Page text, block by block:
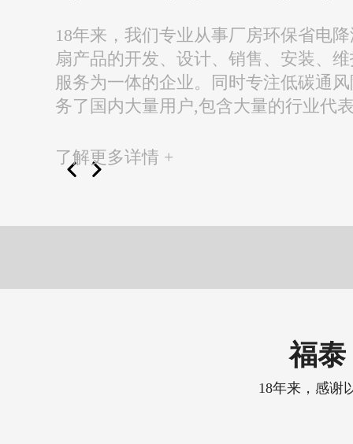
18年来，我们专业从事厂房环保省电
扇产品的开发、设计、销售、安装、
服务为一体的企业。同时专注低碳通
务了国内大量用户,包含大量的行业代
了解更多详情 +
福泰
18年来，感谢